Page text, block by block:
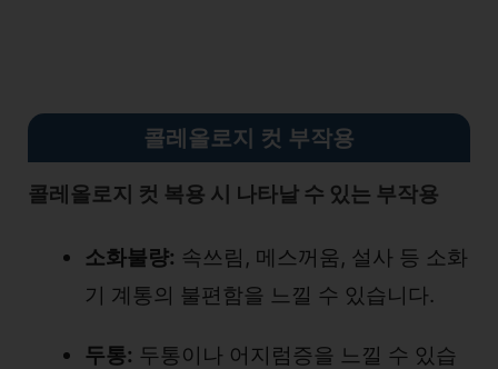
콜레올로지 컷 부작용
콜레올로지 컷 복용 시 나타날 수 있는 부작용
소화불량: 속쓰림, 메스꺼움, 설사 등 소화
기 계통의 불편함을 느낄 수 있습니다.
두통: 두통이나 어지럼증을 느낄 수 있습